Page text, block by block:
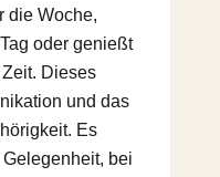
die Woche,
oder genießt
Dieses
und das
Es
bei